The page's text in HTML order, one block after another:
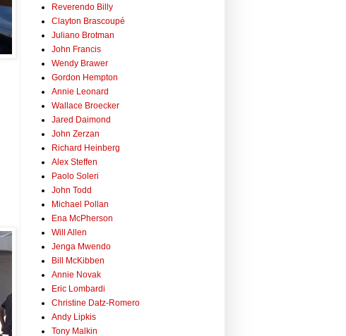
Reverendo Billy
Clayton Brascoupé
Juliano Brotman
John Francis
Wendy Brawer
Gordon Hempton
Annie Leonard
Wallace Broecker
Jared Daimond
John Zerzan
Richard Heinberg
Alex Steffen
Paolo Soleri
John Todd
Michael Pollan
Ena McPherson
Will Allen
Jenga Mwendo
Bill McKibben
Annie Novak
Eric Lombardi
Christine Datz-Romero
Andy Lipkis
Tony Malkin